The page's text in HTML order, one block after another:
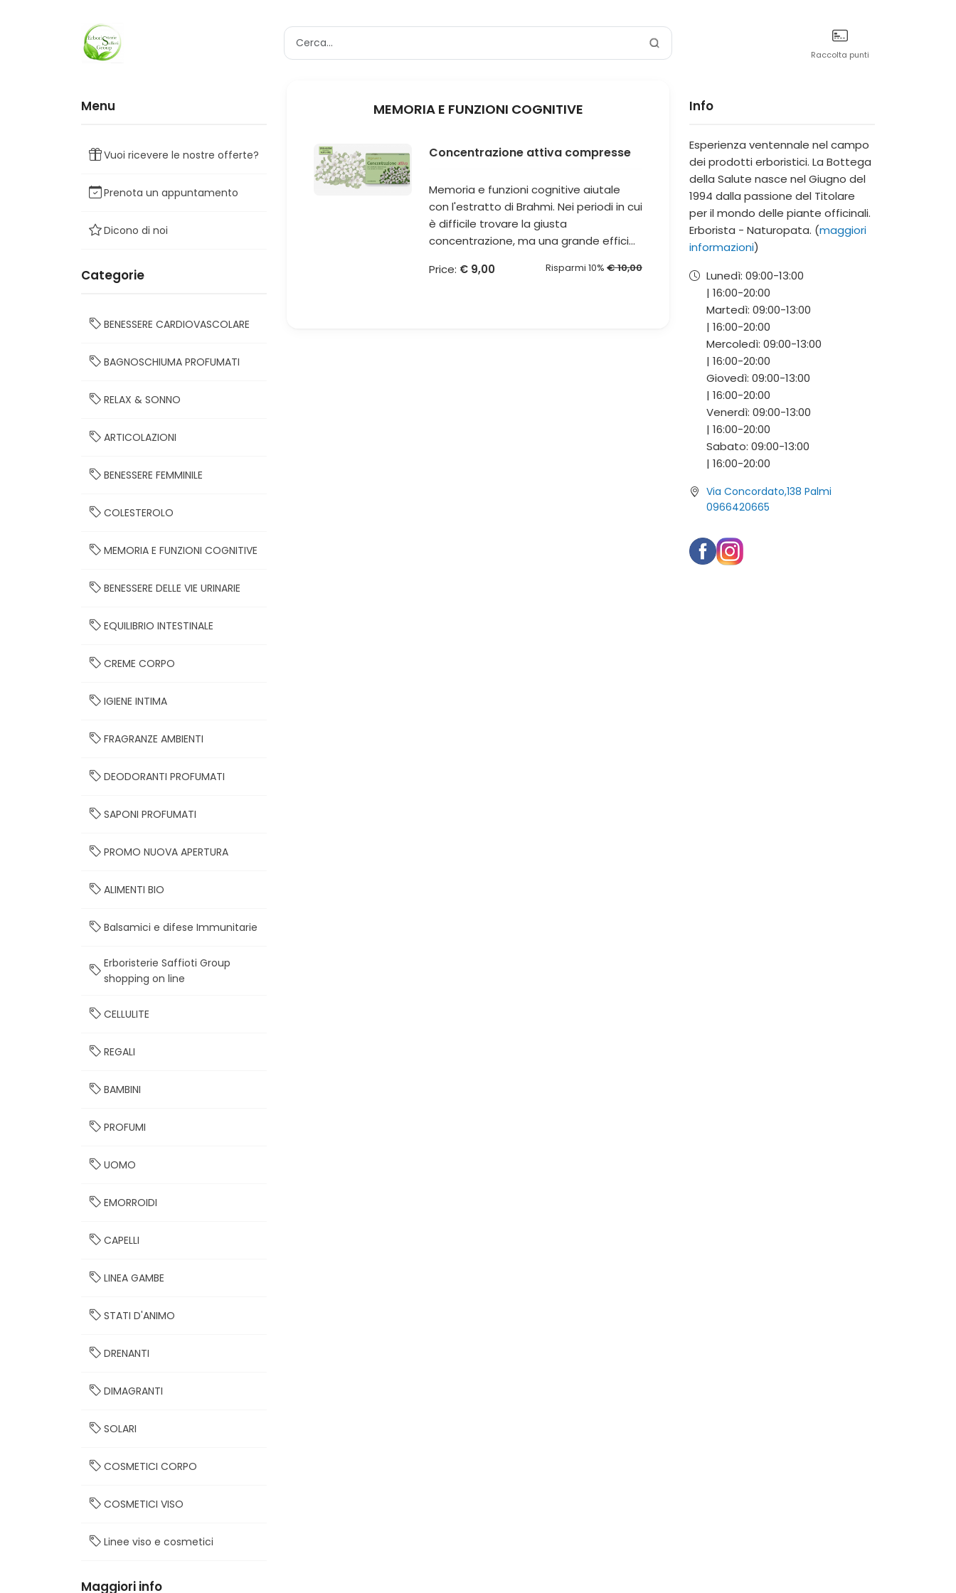
Raccolta punti
Menu
Vuoi ricevere le nostre offerte?
Prenota un appuntamento
Dicono di noi
Categorie
BENESSERE CARDIOVASCOLARE
BAGNOSCHIUMA PROFUMATI
RELAX & SONNO
ARTICOLAZIONI
BENESSERE FEMMINILE
COLESTEROLO
MEMORIA E FUNZIONI COGNITIVE
BENESSERE DELLE VIE URINARIE
EQUILIBRIO INTESTINALE
CREME CORPO
IGIENE INTIMA
FRAGRANZE AMBIENTI
DEODORANTI PROFUMATI
SAPONI PROFUMATI
PROMO NUOVA APERTURA
ALIMENTI BIO
Balsamici e difese Immunitarie
Erboristerie Saffioti Group
shopping on line
CELLULITE
REGALI
BAMBINI
PROFUMI
UOMO
EMORROIDI
CAPELLI
LINEA GAMBE
STATI D'ANIMO
DRENANTI
DIMAGRANTI
SOLARI
COSMETICI CORPO
COSMETICI VISO
Linee viso e cosmetici
Maggiori info
MEMORIA E FUNZIONI COGNITIVE
Concentrazione attiva compresse
Memoria e funzioni cognitive aiutale
con l'estratto di Brahmi. Nei periodi in cui
è difficile trovare la giusta
concentrazione, ma una grande effici...
Price: € 9,00 Risparmi 10% € 10,00
Info
Esperienza ventennale nel campo
dei prodotti erboristici. La Bottega
della Salute nasce nel Giugno del
1994 dalla passione del Titolare
per il mondo delle piante officinali.
Erborista - Naturopata. (maggiori
informazioni)
Lunedì: 09:00-13:00
| 16:00-20:00
Martedì: 09:00-13:00
| 16:00-20:00
Mercoledì: 09:00-13:00
| 16:00-20:00
Giovedì: 09:00-13:00
| 16:00-20:00
Venerdì: 09:00-13:00
| 16:00-20:00
Sabato: 09:00-13:00
| 16:00-20:00
Via Concordato,138 Palmi
0966420665